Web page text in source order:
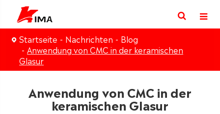
Startseite Nachrichten
Blog
Anwendung von CMC in der keramischen
Glasur
Anwendung von CMC in der
keramischen Glasur